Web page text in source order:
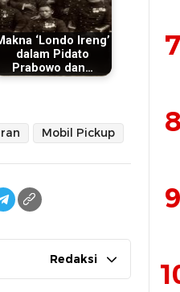
‘Londo Ireng’
dalam Pidato
Prabowo dan…
Mobil Pickup
Redaksi
7
8
9